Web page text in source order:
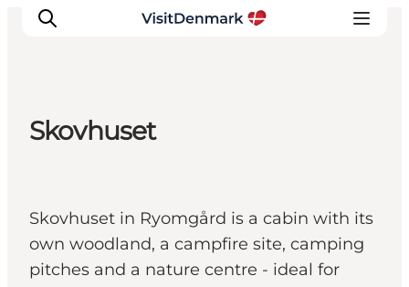
Wat te doen
Accommodaties
Plan je reis
Skovhuset
Skovhuset in Ryomgård is a cabin with its
own woodland, a campfire site, camping
pitches and a nature centre - ideal for